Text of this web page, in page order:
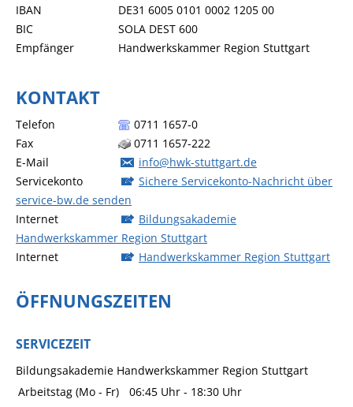
IBAN
DE31 6005 0101 0002 1205 00
BIC
SOLA DEST 600
Empfänger
Handwerkskammer Region Stuttgart
KONTAKT
Telefon
0711 1657-0
Fax
0711 1657-222
E-Mail
info@hwk-stuttgart.de
Servicekonto
Sichere Servicekonto-Nachricht über
service-bw.de senden
Internet
Bildungsakademie
Handwerkskammer Region Stuttgart
Internet
Handwerkskammer Region Stuttgart
ÖFFNUNGSZEITEN
SERVICEZEIT
Bildungsakademie Handwerkskammer Region Stuttgart
Arbeitstag (Mo - Fr)
06:45 Uhr - 18:30 Uhr